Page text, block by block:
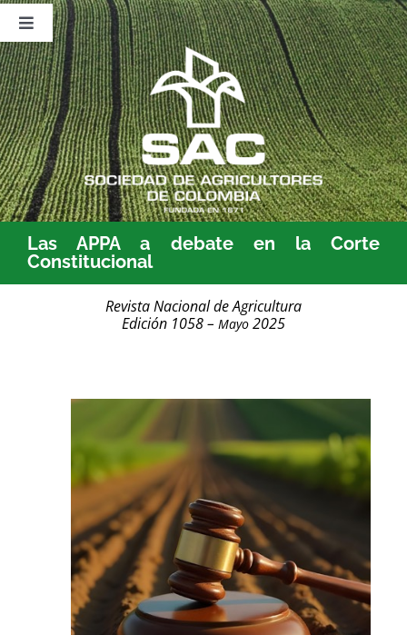
Saltar
contenido
Toggle
Navigation
Nosotros
Publicaciones
Sala de Prensa
Eventos
Las APPA a debate en la Corte
Constitucional
Revista Nacional de Agricultura
Edición 1058 – Mayo 2025